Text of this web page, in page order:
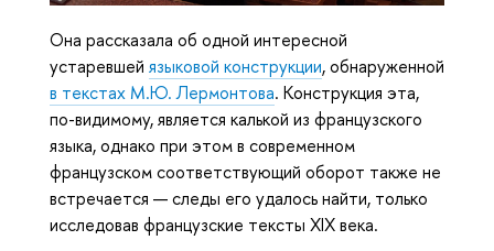
Она рассказала об одной интересной
устаревшей языковой конструкции, обнаруженной
в текстах М.Ю. Лермонтова. Конструкция эта,
по-видимому, является калькой из французского
языка, однако при этом в современном
французском соответствующий оборот также не
встречается — следы его удалось найти, только
исследовав французские тексты XIX века.